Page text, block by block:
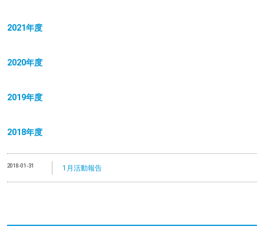
2021年度
2020年度
2019年度
2018年度
2018-01-31 1月活動報告